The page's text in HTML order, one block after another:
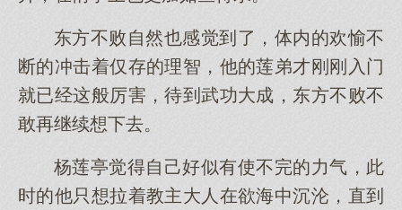
东方不败自然也感觉到了，体内的欢愉不
断的冲击着仅存的理智，他的莲弟才刚刚入门
就已经这般厉害，待到武功大成，东方不败不
敢再继续想下去。
杨莲亭觉得自己好似有使不完的力气，此
时的他只想拉着教主大人在欲海中沉沦，直到